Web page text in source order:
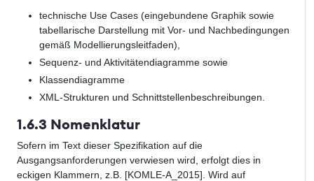
technische Use Cases (eingebundene Graphik sowie
tabellarische Darstellung mit Vor- und Nachbedingungen
gemäß Modellierungsleitfaden),
Sequenz- und Aktivitätendiagramme sowie
Klassendiagramme
XML-Strukturen und Schnittstellenbeschreibungen.
1.6.3 Nomenklatur
Sofern im Text dieser Spezifikation auf die
Ausgangsanforderungen verwiesen wird, erfolgt dies in
eckigen Klammern, z.B. [KOMLE-A_2015]. Wird auf